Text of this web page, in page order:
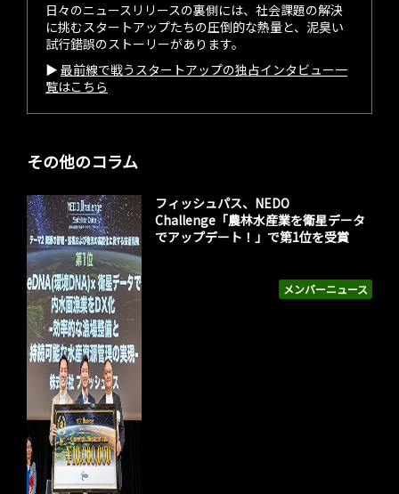
日々のニュースリリースの裏側には、社会課題の解決
に挑むスタートアップたちの圧倒的な熱量と、泥臭い
試行錯誤のストーリーがあります。
▶︎ 最前線で戦うスタートアップの独占インタビュー一
覧はこちら
その他のコラム
メンバーニュース
フィッシュパス、NEDO
Challenge「農林水産業を衛星データ
でアップデート！」で第1位を受賞